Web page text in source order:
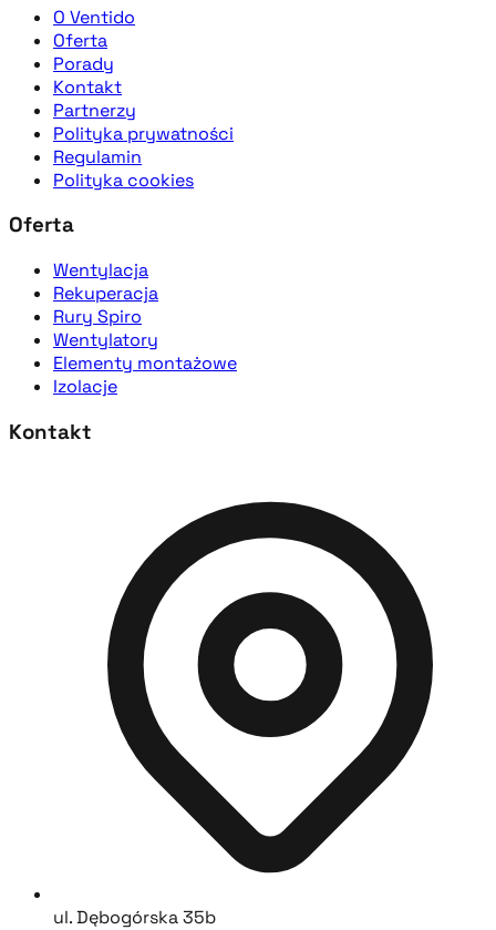
O Ventido
Oferta
Porady
Kontakt
Partnerzy
Polityka prywatności
Regulamin
Polityka cookies
Oferta
Wentylacja
Rekuperacja
Rury Spiro
Wentylatory
Elementy montażowe
Izolacje
Kontakt
ul. Dębogórska 35b